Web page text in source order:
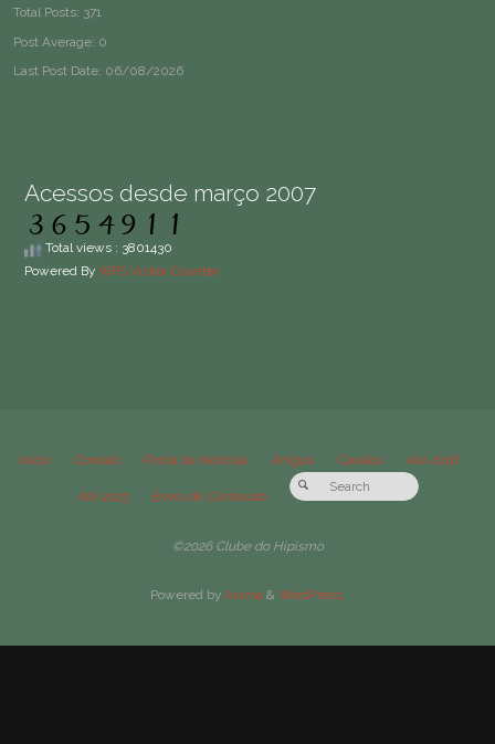
Total Posts: 371
Post Average: 0
Last Post Date: 06/08/2026
Acessos desde março 2007
Total views : 3801430
Powered By WPS Visitor Counter
Início Contato Portal de Notícias Artigos Cavalos Até 2018
Até 2023 Envio de Conteúdo
©2026 Clube do Hipismo
Powered byAnima & WordPress.